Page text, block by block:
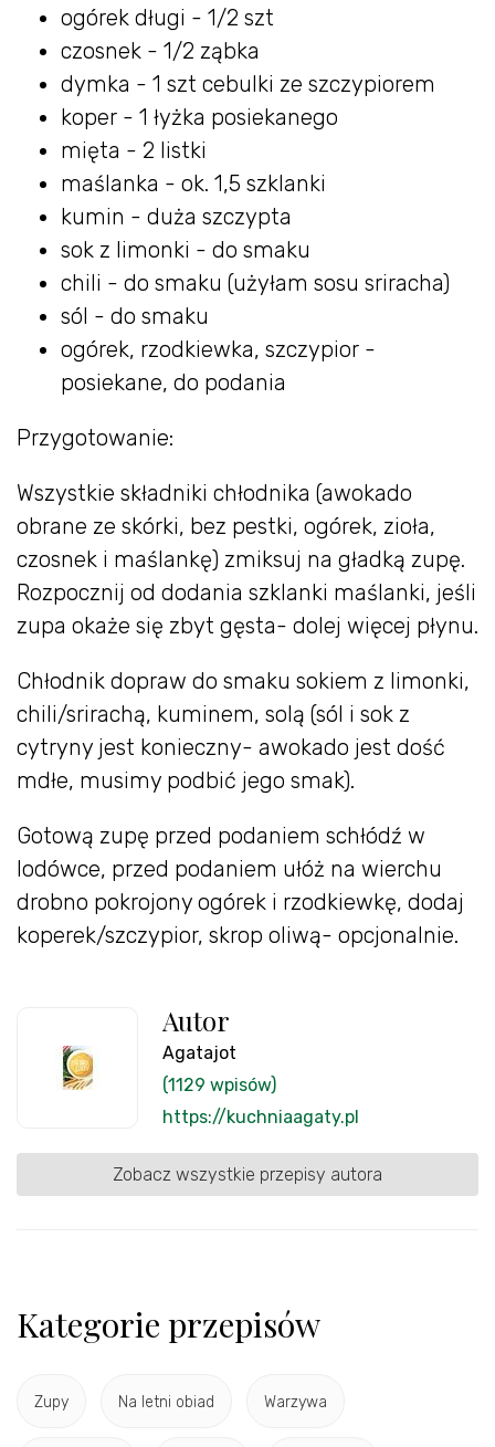
ogórek długi - 1/2 szt
czosnek - 1/2 ząbka
dymka - 1 szt cebulki ze szczypiorem
koper - 1 łyżka posiekanego
mięta - 2 listki
maślanka - ok. 1,5 szklanki
kumin - duża szczypta
sok z limonki - do smaku
chili - do smaku (użyłam sosu sriracha)
sól - do smaku
ogórek, rzodkiewka, szczypior -
posiekane, do podania
Przygotowanie:
Wszystkie składniki chłodnika (awokado
obrane ze skórki, bez pestki, ogórek, zioła,
czosnek i maślankę) zmiksuj na gładką zupę.
Rozpocznij od dodania szklanki maślanki, jeśli
zupa okaże się zbyt gęsta- dolej więcej płynu.
Chłodnik dopraw do smaku sokiem z limonki,
chili/srirachą, kuminem, solą (sól i sok z
cytryny jest konieczny- awokado jest dość
mdłe, musimy podbić jego smak).
Gotową zupę przed podaniem schłódź w
lodówce, przed podaniem ułóż na wierchu
drobno pokrojony ogórek i rzodkiewkę, dodaj
koperek/szczypior, skrop oliwą- opcjonalnie.
Autor
Agatajot
(1129 wpisów)
https://kuchniaagaty.pl
Zobacz wszystkie przepisy autora
Kategorie przepisów
Zupy Na letni obiad Warzywa